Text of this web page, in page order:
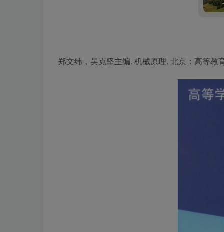
郑文纬，吴克坚主编. 机械原理. 北京：高等教